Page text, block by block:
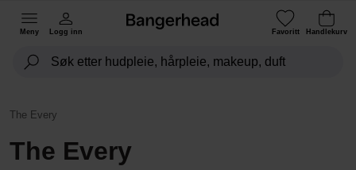
Meny Logg inn Favoritt Handlekurv
The Every
The Every